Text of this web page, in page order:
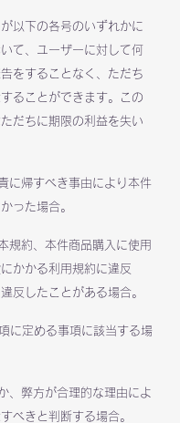
以下の各号のいずれかに
て、ユーザーに対して何
をすることなく、ただち
ることができます。この
だちに期限の利益を失い
に帰すべき事由により本件
った場合。
規約、本件商品購入に使用
かかる利用規約に違反
反したことがある場合。
に定める事項に該当する場
、弊方が合理的な理由によ
べきと判断する場合。